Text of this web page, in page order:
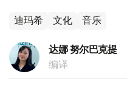
迪玛希 文化 音乐
达娜 努尔巴克提
编译